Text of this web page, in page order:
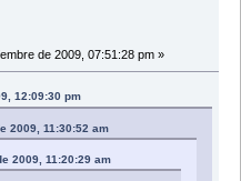
de 2009, 07:51:28 pm »
12:09:30 pm
2009, 11:30:52 am
2009, 11:20:29 am